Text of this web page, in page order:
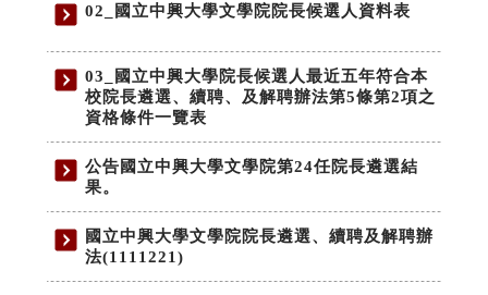
02_國立中興大學文學院院長候選人資料表
03_國立中興大學院長候選人最近五年符合本
校院長遴選、續聘、及解聘辦法第5條第2項之
資格條件一覽表
公告國立中興大學文學院第24任院長遴選結
果。
國立中興大學文學院院長遴選、續聘及解聘辦
法(1111221)